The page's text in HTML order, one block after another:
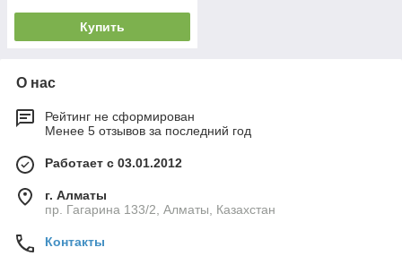
Купить
О нас
Рейтинг не сформирован
Менее 5 отзывов за последний год
Работает с 03.01.2012
г. Алматы
пр. Гагарина 133/2, Алматы, Казахстан
Контакты